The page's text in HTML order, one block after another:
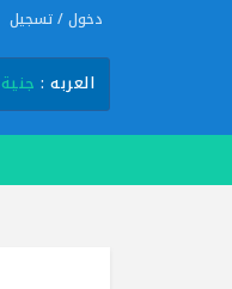
دخول / تسجيل
العربه : جنية